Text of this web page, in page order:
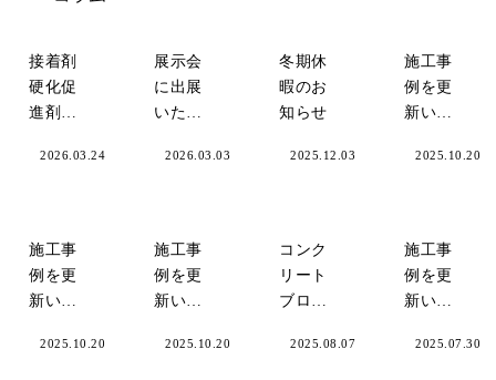
接着剤
硬化促
進剤の
選び方
ル施工
対策
TOPICS
2026.03.24
展示会
に出展
いたし
す！！
Nagoya』
TOPICS
2026.03.03
冬期休
暇のお
知らせ
TOPICS
2025.12.03
施工事
例を更
新いた
た！ブ
ンチェ
スター
1）」
TOPICS
2025.10.20
施工事
例を更
新いた
た！ブ
TOPICS
2025.10.20
施工事
例を更
新いた
た！白
TOPICS
2025.10.20
コンク
リート
ブロッ
イル｜
TOPICS
2025.08.07
施工事
例を更
新いた
た！複
TOPICS
2025.07.30